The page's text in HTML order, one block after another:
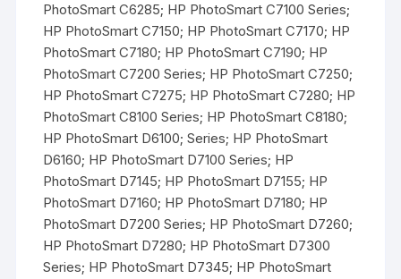
PhotoSmart C6285; HP PhotoSmart C7100 Series;
HP PhotoSmart C7150; HP PhotoSmart C7170; HP
PhotoSmart C7180; HP PhotoSmart C7190; HP
PhotoSmart C7200 Series; HP PhotoSmart C7250;
HP PhotoSmart C7275; HP PhotoSmart C7280; HP
PhotoSmart C8100 Series; HP PhotoSmart C8180;
HP PhotoSmart D6100; Series; HP PhotoSmart
D6160; HP PhotoSmart D7100 Series; HP
PhotoSmart D7145; HP PhotoSmart D7155; HP
PhotoSmart D7160; HP PhotoSmart D7180; HP
PhotoSmart D7200 Series; HP PhotoSmart D7260;
HP PhotoSmart D7280; HP PhotoSmart D7300
Series; HP PhotoSmart D7345; HP PhotoSmart